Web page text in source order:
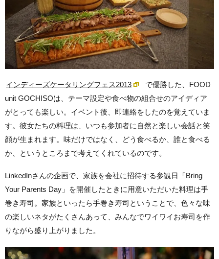
インディーズケータリングフェス2013
で優勝した、FOOD
unit GOCHISOは、テーマ設定や食べ物の組合せのアイディア
がとっても楽しい。イベント後、即連絡をしたのを覚えていま
す。彼女たちの料理は、いつも参加者に自然と楽しい会話と笑
顔が生まれます。味だけではなく、どう食べるか、誰と食べる
か、というところまで考えてくれているのです。
LinkedInさんの企画で、家族を会社に招待する参観日「Bring
Your Parents Day」を開催したときに用意いただいた料理は手
巻き寿司。家族といったら手巻き寿司ということで、色々な味
の楽しいネタがたくさんあって、みんなでワイワイお寿司を作
りながら盛り上がりました。